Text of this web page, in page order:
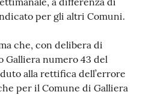
per gli altri Comuni.
che, con delibera di
Galliera numero 43 del
alla rettifica dell’errore
per il Comune di Galliera